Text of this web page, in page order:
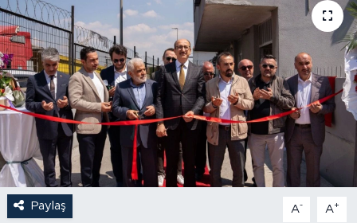
Paylaş A- A+